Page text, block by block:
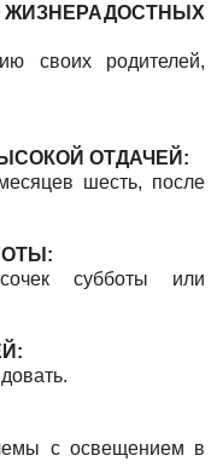
своих родителей,
ОТДАЧЕЙ:
шесть, после
субботы или
с освещением в